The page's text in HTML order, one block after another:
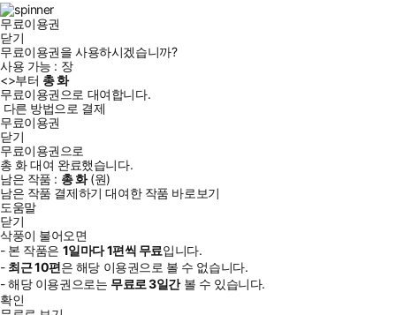
무료이용권
닫기
무료이용권을 사용하시겠습니까?
사용 가능 : 장
<>부터 총화
무료이용권으로 대여합니다.
다른 방법으로 결제
무료이용권
닫기
무료이용권으로
총 화대여 완료했습니다.
남은 작품 : 총화(원)
남은 작품 결제하기 대여한 작품 바로보기
도움말
닫기
삭풍이 불어오면
- 본 작품은 1일마다1편씩 무료입니다.
- 최근10편은 해당 이용권으로 볼 수 없습니다.
- 해당 이용권으로는 무료로3일간볼 수 있습니다.
확인